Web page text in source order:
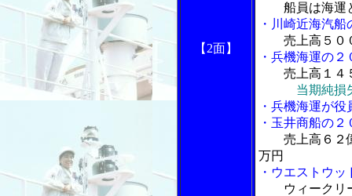
【2面】
船員は海運
・川崎近海汽
売上高５０
・兵機海運の
売上高１４
当期純損
・兵機海運が
・玉井商船の
売上高６２
万円
・ウエストウ
ウィークリ